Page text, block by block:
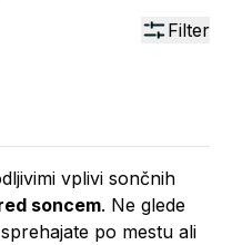
Filter
vplivi sončnih
soncem. Ne glede
po mestu ali